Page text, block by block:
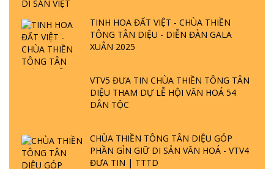
TINH HOA ĐẤT VIỆT - CHÙA THIỀN
TÔNG TÂN DIỆU - DIỄN ĐÀN GALA
XUÂN 2025
VTV5 ĐƯA TIN CHÙA THIỀN TÔNG TÂN
DIỆU THAM DỰ LỄ HỘI VĂN HOÁ 54
DÂN TỘC
CHÙA THIỀN TÔNG TÂN DIỆU GÓP
PHẦN GÌN GIỮ DI SẢN VĂN HOÁ - VTV4
ĐƯA TIN | TTTD